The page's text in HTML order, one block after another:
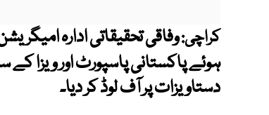
کراچی:وفاقی تحقیقاتی ادارہ
ہوئے پاکستانی پاسپورٹ اور ویزا
دستاویزات پر آف لوڈ کر دیا۔